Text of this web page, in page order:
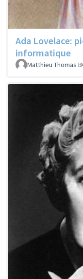
Ada Lovelace:
informatique
Matthieu Thomas